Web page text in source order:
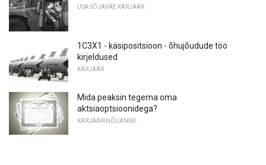
USA SÕJAVÄE KARJÄÄR
1C3X1 - käsipositsioon - õhujõudude töö
kirjeldused
KARJÄÄR
Mida peaksin tegema oma
aktsiaoptsioonidega?
KARJÄÄRINÕUANNE